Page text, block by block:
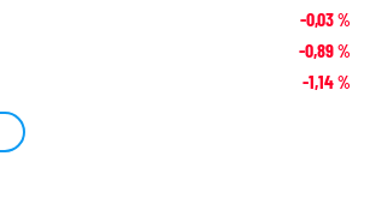
-0,03%
-0,89%
-1,14%